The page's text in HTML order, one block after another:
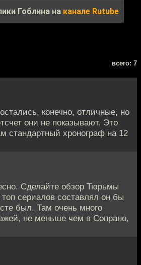
Гоблина на канале Rutube
всего: 7
конечно, отличные, но
они не показывают. Это
стандартный хронограф на 12
Сделайте обзор Тюрьмы
сериалов составлял он бы
был. Там очень много
не меньше чем в Сопрано,